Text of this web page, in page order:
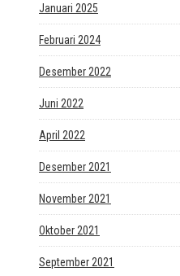
Januari 2025
Februari 2024
Desember 2022
Juni 2022
April 2022
Desember 2021
November 2021
Oktober 2021
September 2021